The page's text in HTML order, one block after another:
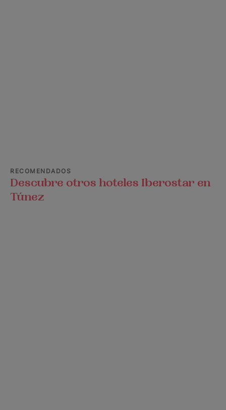
RECOMENDADOS
Descubre otros hoteles Iberostar en
Túnez